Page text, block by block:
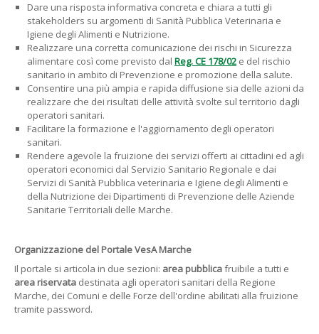
Dare una risposta informativa concreta e chiara a tutti gli
stakeholders su argomenti di Sanità Pubblica Veterinaria e
Igiene degli Alimenti e Nutrizione.
Realizzare una corretta comunicazione dei rischi in Sicurezza
alimentare così come previsto dal Reg. CE 178/02 e del rischio
sanitario in ambito di Prevenzione e promozione della salute.
Consentire una più ampia e rapida diffusione sia delle azioni da
realizzare che dei risultati delle attività svolte sul territorio dagli
operatori sanitari.
Facilitare la formazione e l'aggiornamento degli operatori
sanitari.
Rendere agevole la fruizione dei servizi offerti ai cittadini ed agli
operatori economici dal Servizio Sanitario Regionale e dai
Servizi di Sanità Pubblica veterinaria e Igiene degli Alimenti e
della Nutrizione dei Dipartimenti di Prevenzione delle Aziende
Sanitarie Territoriali delle Marche.
Organizzazione del PortaleVesA Marche
Il portale si articola in due sezioni: area pubblicafruibile a tutti e
area riservata destinata agli operatori sanitari della Regione
Marche, dei Comuni e delle Forze dell'ordine abilitati alla fruizione
tramite password.